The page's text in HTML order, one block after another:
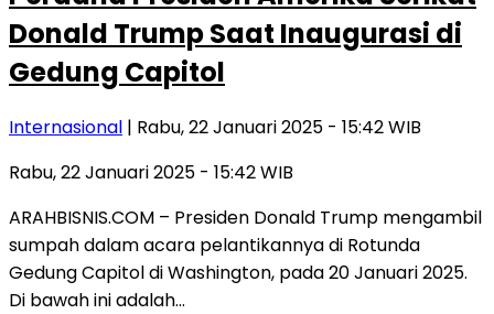
Donald Trump Saat Inaugurasi di
Gedung Capitol
Internasional | Rabu, 22 Januari 2025 - 15:42 WIB
Rabu, 22 Januari 2025 - 15:42 WIB
ARAHBISNIS.COM – Presiden Donald Trump mengambil
sumpah dalam acara pelantikannya di Rotunda
Gedung Capitol di Washington, pada 20 Januari 2025.
Di bawah ini adalah…